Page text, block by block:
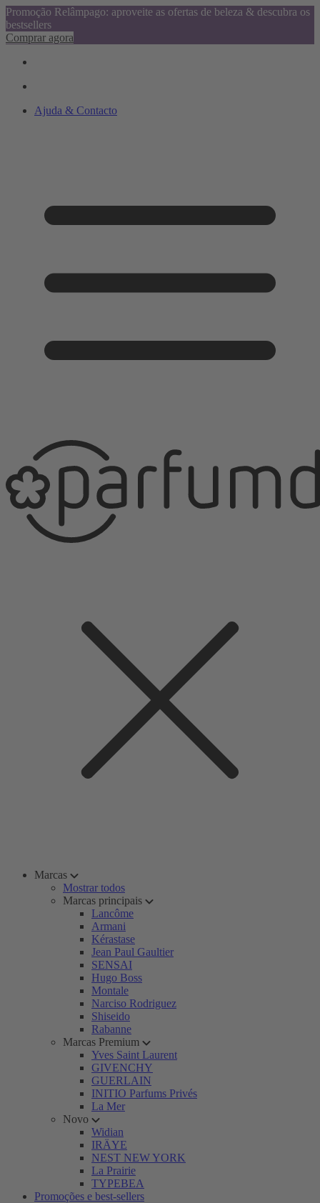
Promoção Relâmpago: aproveite as ofertas de beleza & descubra os
bestsellers
Comprar agora
Ajuda & Contacto
Marcas
Mostrar todos
Marcas principais
Lancôme
Armani
Kérastase
Jean Paul Gaultier
SENSAI
Hugo Boss
Montale
Narciso Rodriguez
Shiseido
Rabanne
Marcas Premium
Yves Saint Laurent
GIVENCHY
GUERLAIN
INITIO Parfums Privés
La Mer
Novo
Widian
IRÄYE
NEST NEW YORK
La Prairie
TYPEBEA
Promoções e best-sellers